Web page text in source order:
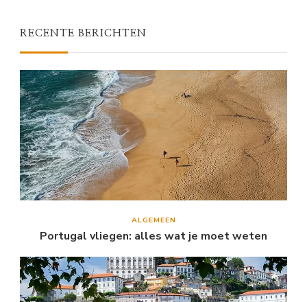
RECENTE BERICHTEN
ALGEMEEN
Portugal vliegen: alles wat je moet weten